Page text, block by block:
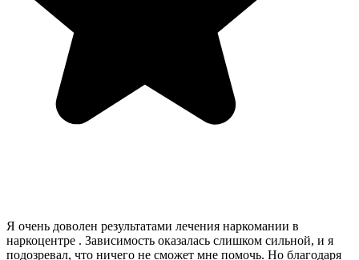
Я очень доволен результатами лечения наркомании в
наркоцентре . Зависимость оказалась слишком сильной, и я
подозревал, что ничего не сможет мне помочь. Но благодаря